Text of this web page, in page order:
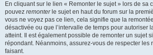
En cliquant sur le lien « Remonter le sujet » lors de sa
pouvez remonterle sujet en haut du forum sur la
vous ne voyez pas ce lien, cela signifie que la
désactivée ou que l’intervalle de temps pour autoriser
atteint. Il est également possible de remonter un sujet
répondant. Néanmoins, assurez-vous de respecter les
faisant.